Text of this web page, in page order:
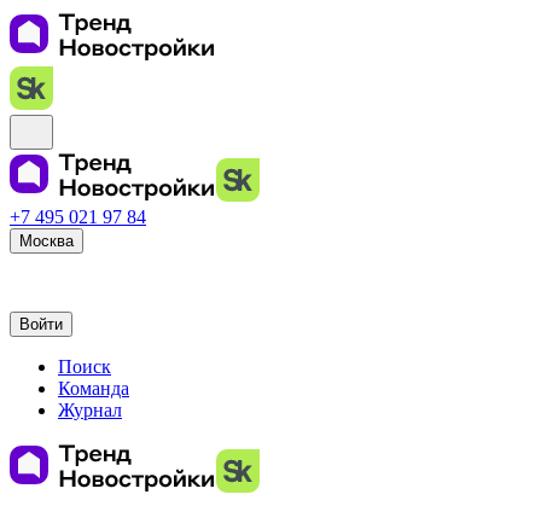
+7 495 021 97 84
Москва
Войти
Поиск
Команда
Журнал